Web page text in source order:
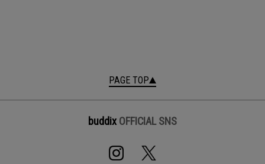
PAGE TOP
buddix OFFICIAL SNS